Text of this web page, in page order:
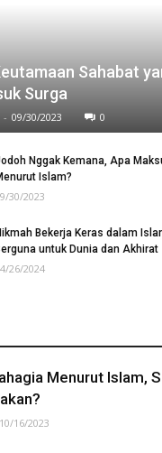
Sahabat
Surga
- 09/30/2023 0
Nggak Kemana, Apa
Islam?
30/2023
Bekerja Keras dalam
untuk Dunia dan Akhirat
26/2024
Menurut Islam,
10/16/2023